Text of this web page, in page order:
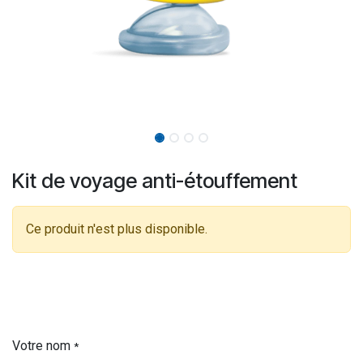
Kit de voyage anti-étouffement
Ce produit n'est plus disponible.
Votre nom *